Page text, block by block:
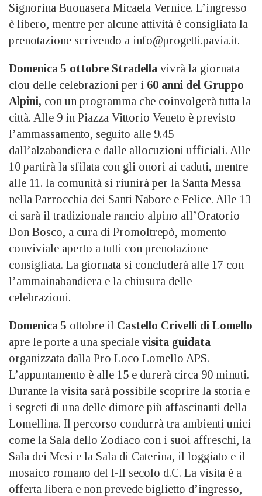
Signorina Buonasera Micaela Vernice. L’ingresso
è libero, mentre per alcune attività è consigliata la
prenotazione scrivendo a info@progetti.pavia.it.
Domenica 5 ottobre Stradella vivrà la giornata
clou delle celebrazioni per i 60 anni del Gruppo
Alpini, con un programma che coinvolgerà tutta la
città. Alle 9 in Piazza Vittorio Veneto è previsto
l’ammassamento, seguito alle 9.45
dall’alzabandiera e dalle allocuzioni ufficiali. Alle
10 partirà la sfilata con gli onori ai caduti, mentre
alle 11. la comunità si riunirà per la Santa Messa
nella Parrocchia dei Santi Nabore e Felice. Alle 13
ci sarà il tradizionale rancio alpino all’Oratorio
Don Bosco, a cura di Promoltrepò, momento
conviviale aperto a tutti con prenotazione
consigliata. La giornata si concluderà alle 17 con
l’ammainabandiera e la chiusura delle
celebrazioni.
Domenica 5 ottobre il Castello Crivelli di Lomello
apre le porte a una speciale visita guidata
organizzata dalla Pro Loco Lomello APS.
L’appuntamento è alle 15 e durerà circa 90 minuti.
Durante la visita sarà possibile scoprire la storia e
i segreti di una delle dimore più affascinanti della
Lomellina. Il percorso condurrà tra ambienti unici
come la Sala dello Zodiaco con i suoi affreschi, la
Sala dei Mesi e la Sala di Caterina, il loggiato e il
mosaico romano del I-II secolo d.C. La visita è a
offerta libera e non prevede biglietto d’ingresso,